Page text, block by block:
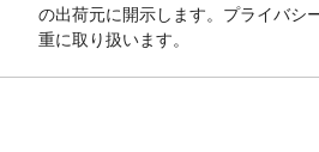
の出荷元に開示します。プライバシ
重に取り扱います。